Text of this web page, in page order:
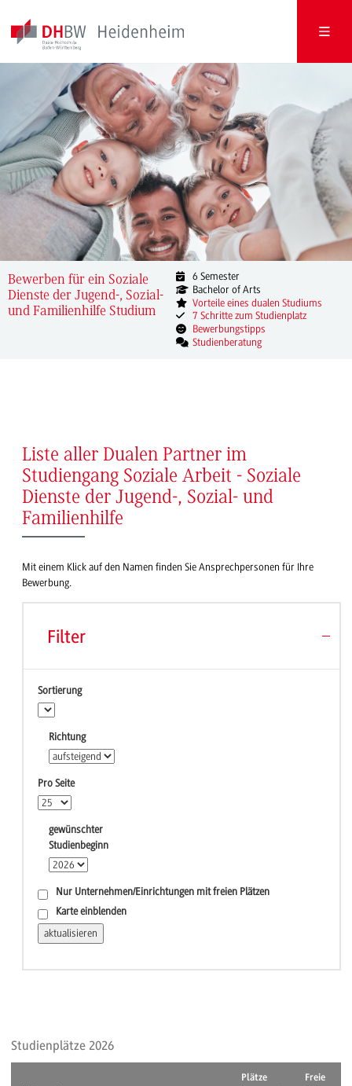
Bewerben für ein Soziale
Dienste der Jugend-, Sozial-
und Familienhilfe Studium
6 Semester
Bachelor of Arts
Vorteile eines dualen Studiums
7 Schritte zum Studienplatz
Bewerbungstipps
Studienberatung
Liste aller Dualen Partner im
Studiengang Soziale Arbeit - Soziale
Dienste der Jugend-, Sozial- und
Familienhilfe
Mit einem Klick auf den Namen finden Sie Ansprechpersonen für Ihre
Bewerbung.
Filter
Sortierung
Richtung
Pro Seite
gewünschter
Studienbeginn
Nur Unternehmen/Einrichtungen mit freien Plätzen
Karte einblenden
Studienplätze 2026
Plätze
Freie